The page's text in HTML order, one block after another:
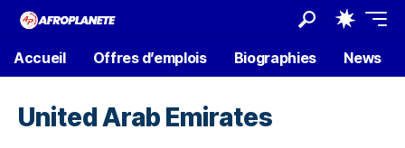
Accueil Offres d’emplois Biographies News
United Arab Emirates